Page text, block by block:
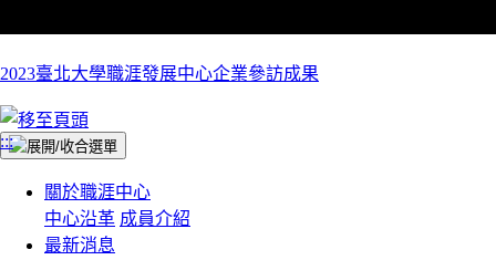
2023臺北大學職涯發展中心企業參訪成果
:::
關於職涯中心
中心沿革 成員介紹
最新消息